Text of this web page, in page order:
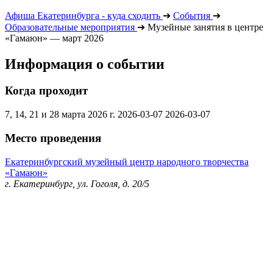
Афиша Екатеринбурга - куда сходить ➔ События ➔
Образовательные мероприятия ➔ Музейные занятия в центре
«Гамаюн» — март 2026
Информация о событии
Когда проходит
7, 14, 21 и 28 марта 2026 г. 2026-03-07 2026-03-07
Место проведения
Екатеринбургский музейный центр народного творчества
«Гамаюн»
г. Екатеринбург, ул. Гоголя, д. 20/5